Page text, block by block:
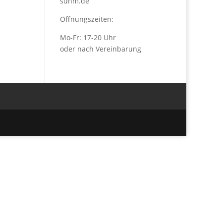
Öffnungszeiten:
Mo-Fr: 17-20 Uhr
oder nach Vereinbarung